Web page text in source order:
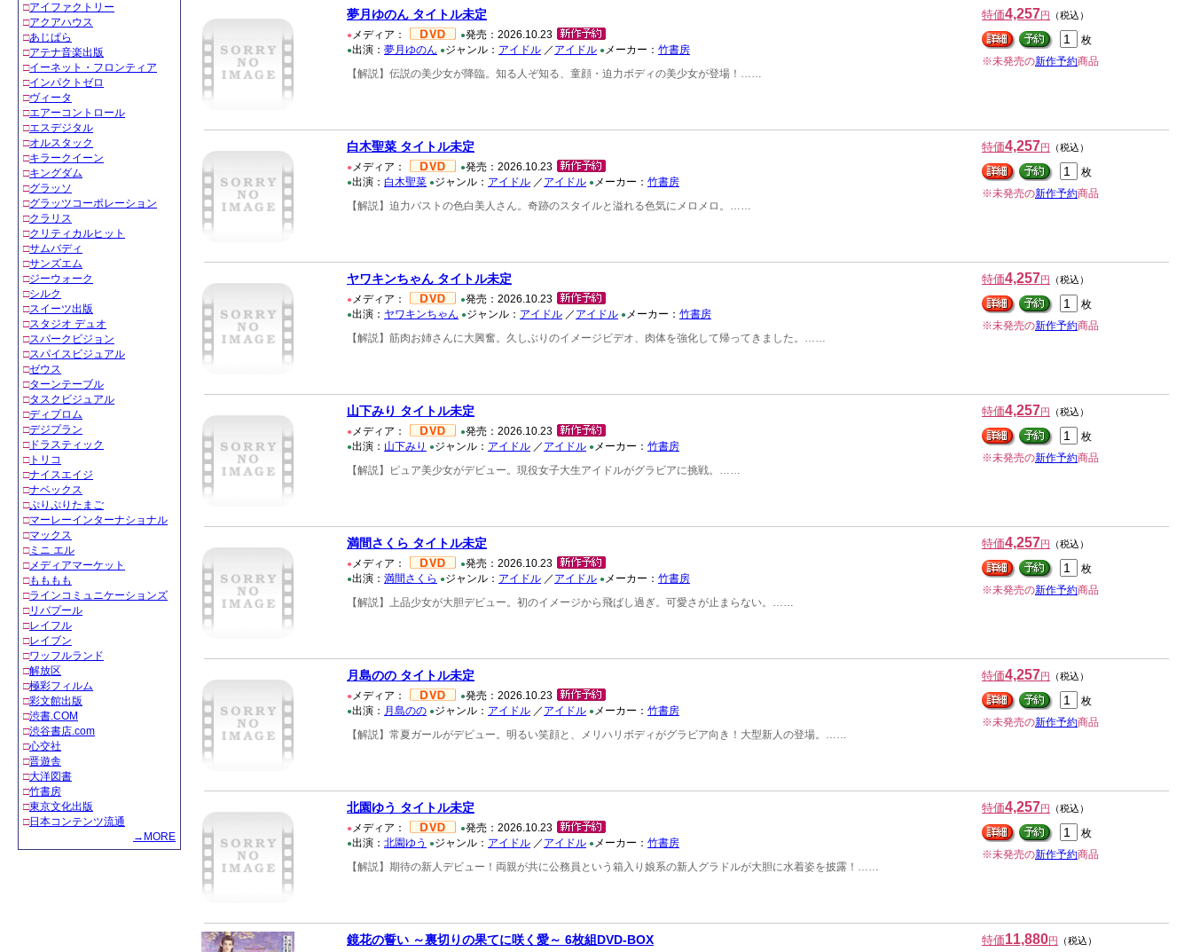
□アイファクトリー
□アクアハウス
□あじぱら
□アテナ音楽出版
□イーネット・フロンティア
□インパクトゼロ
□ヴィータ
□エアーコントロール
□エスデジタル
□オルスタック
□キラークイーン
□キングダム
□グラッソ
□グラッツコーポレーション
□クラリス
□クリティカルヒット
□サムバディ
□サンズエム
□ジーウォーク
□シルク
□スイーツ出版
□スタジオ デュオ
□スパークビジョン
□スパイスビジュアル
□ゼウス
□ターンテーブル
□タスクビジュアル
□ディプロム
□デジプラン
□ドラスティック
□トリコ
□ナイスエイジ
□ナベックス
□ぷりぷりたまご
□マーレーインターナショナル
□マックス
□ミニ エル
□メディアマーケット
□もももも
□ラインコミュニケーションズ
□リバプール
□レイフル
□レイブン
□ワッフルランド
□解放区
□極彩フィルム
□彩文館出版
□渋書.COM
□渋谷書店.com
□心交社
□晋遊舎
□大洋図書
□竹書房
□東京文化出版
□日本コンテンツ流通
→MORE
夢月ゆのん タイトル未定
● メディア： ●発売：2026.10.23
●出演： 夢月ゆのん ●ジャンル： アイドル ／ アイドル ● メーカー： 竹書房
【解説】伝説の美少女が降臨。知る人ぞ知る、童顔・迫力ボディの美少女が登場！……
特価4,257円 （税込）
枚
※未発売の新作予約商品
白木聖菜 タイトル未定
● メディア： ●発売：2026.10.23
●出演： 白木聖菜 ●ジャンル： アイドル ／ アイドル ● メーカー： 竹書房
【解説】迫力バストの色白美人さん。奇跡のスタイルと溢れる色気にメロメロ。……
特価4,257円 （税込）
枚
※未発売の新作予約商品
ヤワキンちゃん タイトル未定
● メディア： ●発売：2026.10.23
●出演： ヤワキンちゃん ●ジャンル： アイドル ／ アイドル ● メーカー： 竹書房
【解説】筋肉お姉さんに大興奮。久しぶりのイメージビデオ、肉体を強化して帰ってきました。……
特価4,257円 （税込）
枚
※未発売の新作予約商品
山下みり タイトル未定
● メディア： ●発売：2026.10.23
●出演： 山下みり ●ジャンル： アイドル ／ アイドル ● メーカー： 竹書房
【解説】ピュア美少女がデビュー。現役女子大生アイドルがグラビアに挑戦。……
特価4,257円 （税込）
枚
※未発売の新作予約商品
満間さくら タイトル未定
● メディア： ●発売：2026.10.23
●出演： 満間さくら ●ジャンル： アイドル ／ アイドル ● メーカー： 竹書房
【解説】上品少女が大胆デビュー。初のイメージから飛ばし過ぎ。可愛さが止まらない。……
特価4,257円 （税込）
枚
※未発売の新作予約商品
月島のの タイトル未定
● メディア： ●発売：2026.10.23
●出演： 月島のの ●ジャンル： アイドル ／ アイドル ● メーカー： 竹書房
【解説】常夏ガールがデビュー。明るい笑顔と、メリハリボディがグラビア向き！大型新人の登場。……
特価4,257円 （税込）
枚
※未発売の新作予約商品
北園ゆう タイトル未定
● メディア： ●発売：2026.10.23
●出演： 北園ゆう ●ジャンル： アイドル ／ アイドル ● メーカー： 竹書房
【解説】期待の新人デビュー！両親が共に公務員という箱入り娘系の新人グラドルが大胆に水着姿を披露！……
特価4,257円 （税込）
枚
※未発売の新作予約商品
鏡花の誓い ～裏切りの果てに咲く愛～ 6枚組DVD-BOX 特価11,880円 （税込）